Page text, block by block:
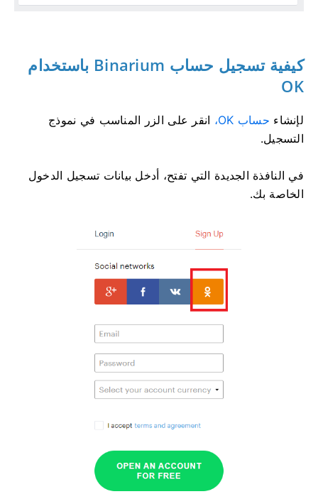
كيفية تسجيل حساب Binarium باستخدام
OK
لإنشاء حساب OK،
انقر على الزر المناسب في نموذج
التسجيل.
في النافذة الجديدة التي تفتح، أدخل بيانات تسجيل الدخول
الخاصة بك.